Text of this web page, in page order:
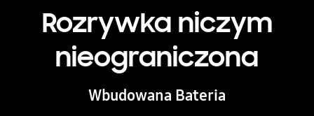
Rozrywka niczym
nieograniczona
Wbudowana Bateria